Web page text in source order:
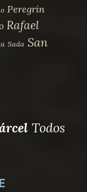
Peregrín
Rafael
Sada San
Todos